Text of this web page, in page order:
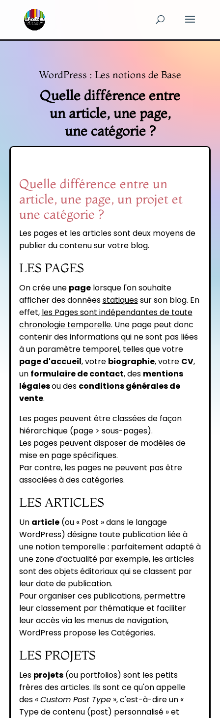
WordPress : Les notions de Base
Quelle différence entre
un article, une page,
une catégorie ?
Quelle différence entre un
article, une page, un projet et
une catégorie ?
Les pages et les articles sont deux moyens de
publier du contenu sur votre blog.
LES PAGES
On crée une pagelorsque l'on souhaite
afficher des donnéesstatiquessur son blog. En
effet, les Pages sont indépendantes de toute
chronologie temporelle. Une page peut donc
contenir des informations qui ne sont pas liées
à un paramètre temporel, telles que votre
page d'accueil, votre biographie, votre CV,
un formulaire de contact, des mentions
légalesou des conditions générales de
vente.
Les pages peuvent être classées de façon
hiérarchique (page > sous-pages).
Les pages peuvent disposer de modèles de
mise en page spécifiques.
Par contre, les pages ne peuvent pas être
associées à des catégories.
LES ARTICLES
Un article(ou « Post » dans le langage
WordPress) désigne toute publication liée à
une notion temporelle : parfaitement adapté à
une zone d’actualité par exemple, les articles
sont des objets éditoriaux qui se classent par
leur date de publication.
Pour organiser ces publications, permettre
leur classement par thématique et faciliter
leur accès via les menus de navigation,
WordPress propose les Catégories.
LES PROJETS
Les projets(ou portfolios) sont les petits
frères des articles. Ils sont ce qu'on appelle
des «Custom Post Type», c'est-à-dire un «
Type de contenu (post) personnalisé » et